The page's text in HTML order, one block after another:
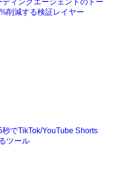
ディングエージェントのトー
削減する検証レイヤー
でTikTok/YouTube Shorts
ツール